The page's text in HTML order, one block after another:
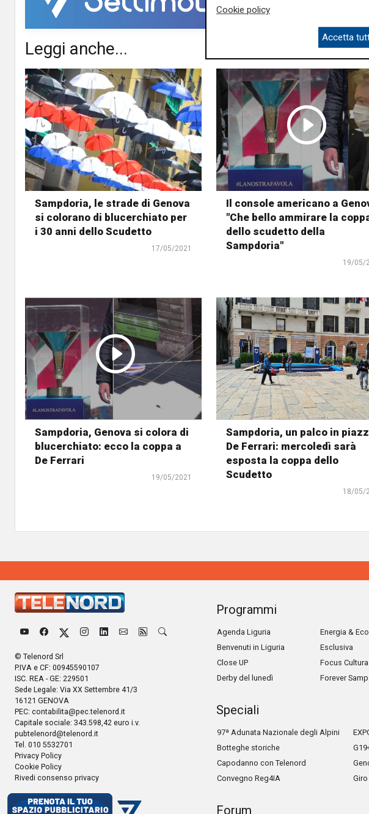
Leggi anche...
Sampdoria, le strade di Genova
si colorano di blucerchiato per
i 30 anni dello Scudetto
17/05/2021
Il console americano a
"Che bello ammirare la
dello scudetto della
Sampdoria"
19/05/
Sampdoria, Genova si colora di
blucerchiato: ecco la coppa a
De Ferrari
19/05/2021
Sampdoria, un palco in
De Ferrari: mercoledì sarà
esposta la coppa dello
Scudetto
18/05/
© Telenord Srl
P.IVA e CF: 00945590107
ISC. REA - GE: 229501
Sede Legale: Via XX Settembre 41/3
16121 GENOVA
PEC: contabilita@pec.telenord.it
Capitale sociale: 343.598,42 euro i.v.
pubtelenord@telenord.it
Tel. 010 5532701
Privacy Policy
Cookie Policy
Rivedi consenso privacy
Programmi
Agenda Liguria
Benvenuti in Liguria
Close UP
Derby del lunedì
Energia &
Esclusiva
Focus Cultura
Forever Samp
Speciali
97ª Adunata Nazionale degli Alpini
Botteghe storiche
Capodanno con Telenord
Convegno Reg4IA
Forum
Cookie policy
Accetta